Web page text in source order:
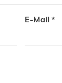
E-Mail *